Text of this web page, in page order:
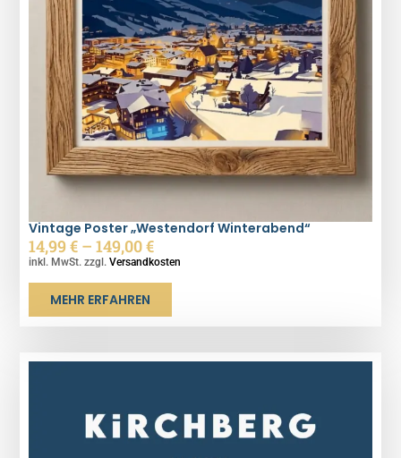
Vintage Poster „Westendorf Winterabend“
14,99€ –149,00€
inkl. MwSt. zzgl.Versandkosten
MEHR ERFAHREN